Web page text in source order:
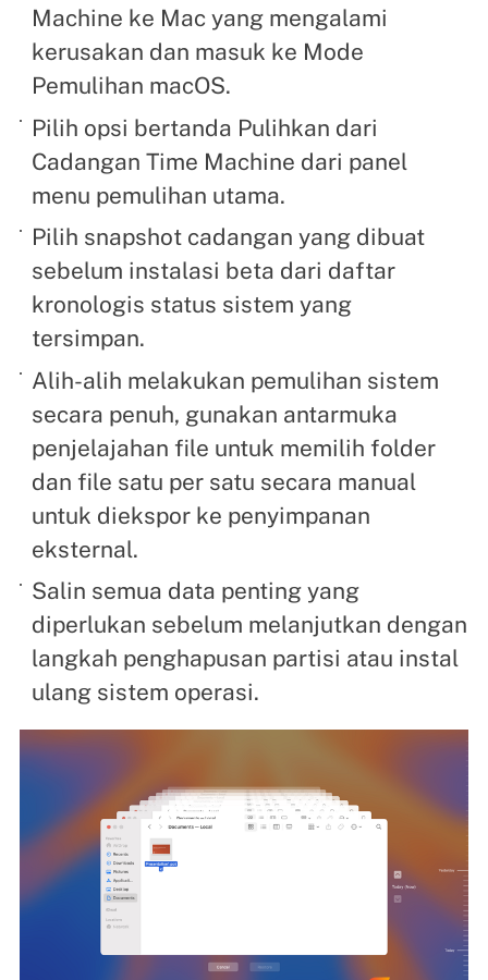
Machine ke Mac yang mengalami
kerusakan dan masuk ke Mode
Pemulihan macOS.
Pilih opsi bertanda Pulihkan dari
Cadangan Time Machine dari panel
menu pemulihan utama.
Pilih snapshot cadangan yang dibuat
sebelum instalasi beta dari daftar
kronologis status sistem yang
tersimpan.
Alih-alih melakukan pemulihan sistem
secara penuh, gunakan antarmuka
penjelajahan file untuk memilih folder
dan file satu per satu secara manual
untuk diekspor ke penyimpanan
eksternal.
Salin semua data penting yang
diperlukan sebelum melanjutkan dengan
langkah penghapusan partisi atau instal
ulang sistem operasi.